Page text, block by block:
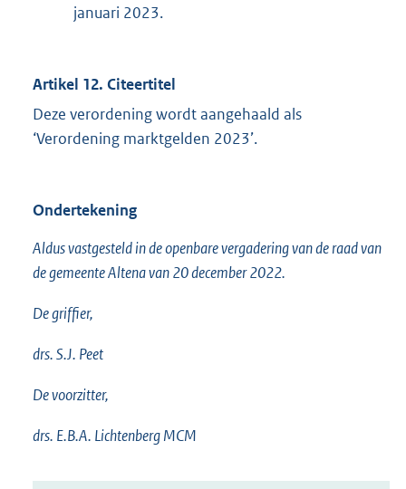
januari 2023.
Artikel 12. Citeertitel
Deze verordening wordt aangehaald als
‘Verordening marktgelden 2023’.
Ondertekening
Aldus vastgesteld in de openbare vergadering van de raad van
de gemeente Altena van 20 december 2022.
De griffier,
drs. S.J. Peet
De voorzitter,
drs. E.B.A. Lichtenberg MCM